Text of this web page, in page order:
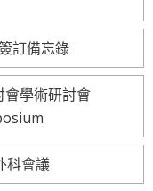
訂備忘錄
學術研討會
科會議